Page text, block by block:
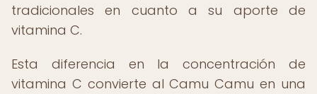
tradicionales en cuanto a su aporte de
vitamina C.
Esta diferencia en la concentración de
vitamina C convierte al Camu Camu en una